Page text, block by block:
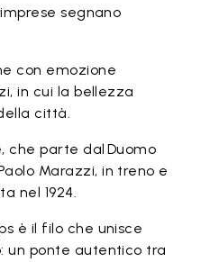
segnano
con emozione
in cui la bellezza
città.
che parte dal Duomo
Marazzi, in treno e
nel 1924.
è il filo che unisce
un ponte autentico tra